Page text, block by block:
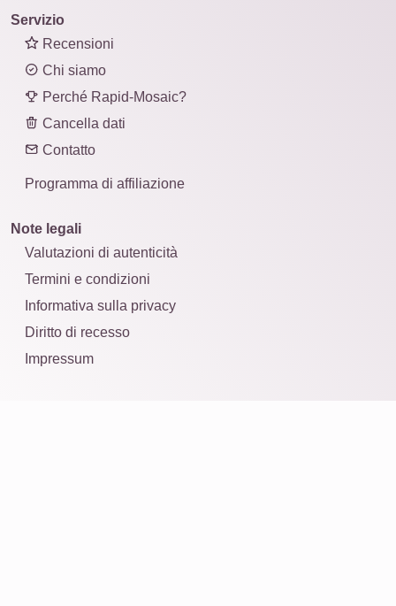
Servizio
Recensioni
Chi siamo
Perché Rapid-Mosaic?
Cancella dati
Contatto
Programma di affiliazione
Note legali
Valutazioni di autenticità
Termini e condizioni
Informativa sulla privacy
Diritto di recesso
Impressum